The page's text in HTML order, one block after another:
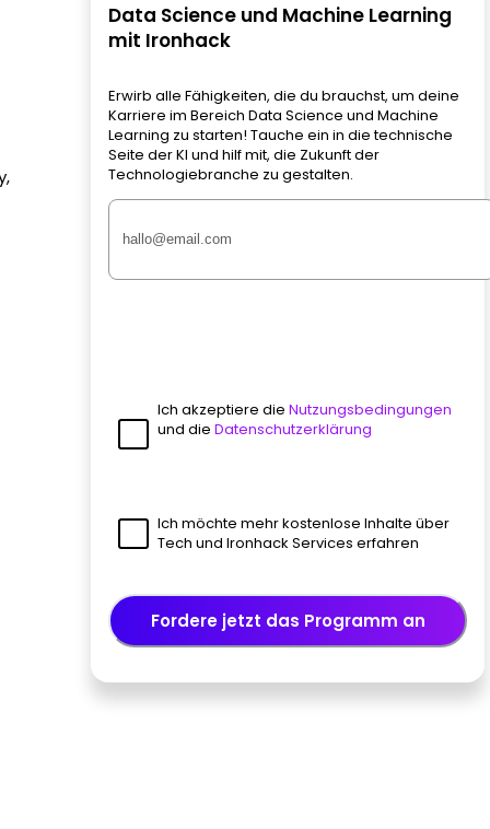
Data Science und Machine Learning
mit Ironhack
Erwirb alle Fähigkeiten, die du brauchst, um deine
Karriere im Bereich Data Science und Machine
Learning zu starten! Tauche ein in die technische
Seite der KI und hilf mit, die Zukunft der
Technologiebranche zu gestalten.
Ich akzeptiere die Nutzungsbedingungen
und die Datenschutzerklärung
Ich möchte mehr kostenlose Inhalte über
Tech und Ironhack Services erfahren
Fordere jetzt das Programm an